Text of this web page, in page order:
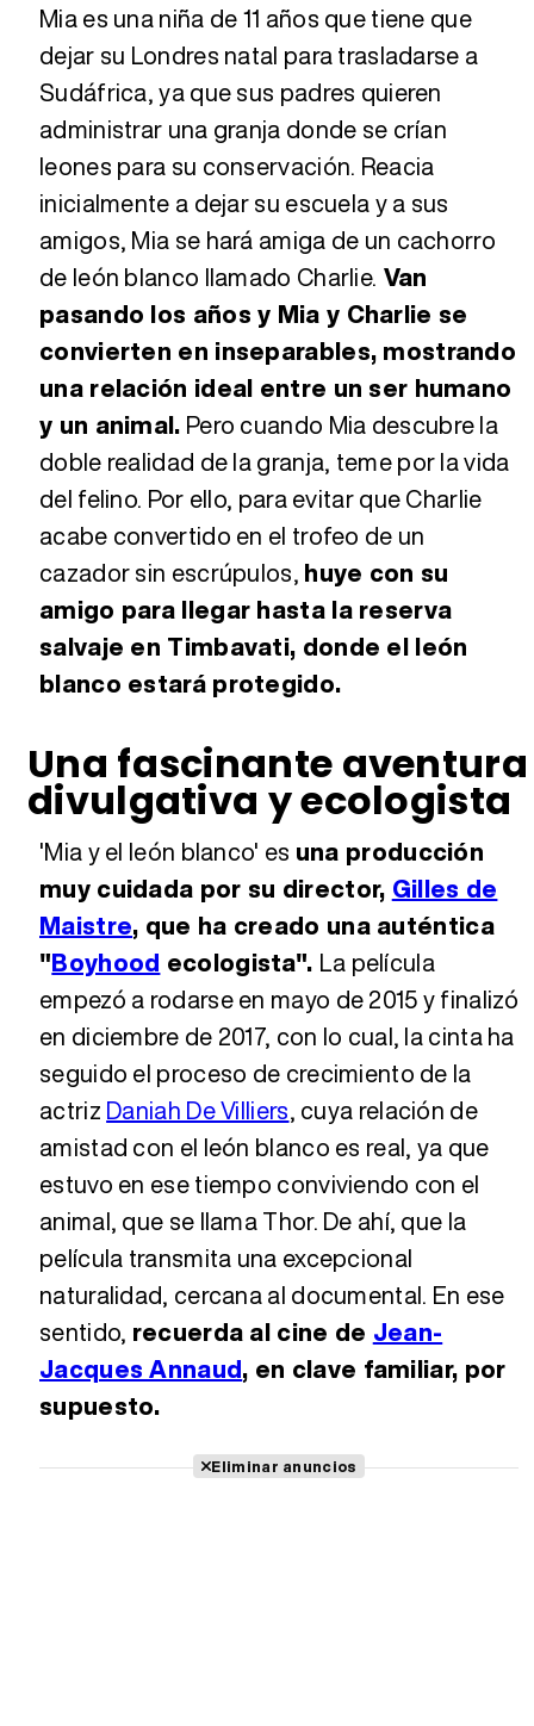
Mia es una niña de 11 años que tiene que
dejar su Londres natal para trasladarse a
Sudáfrica, ya que sus padres quieren
administrar una granja donde se crían
leones para su conservación. Reacia
inicialmente a dejar su escuela y a sus
amigos, Mia se hará amiga de un cachorro
de león blanco llamado Charlie. Van
pasando los años y Mia y Charlie se
convierten en inseparables, mostrando
una relación ideal entre un ser humano
y un animal. Pero cuando Mia descubre la
doble realidad de la granja, teme por la vida
del felino. Por ello, para evitar que Charlie
acabe convertido en el trofeo de un
cazador sin escrúpulos, huye con su
amigo para llegar hasta la reserva
salvaje en Timbavati, donde el león
blanco estará protegido.
Una fascinante aventura
divulgativa y ecologista
'Mia y el león blanco' es una producción
muy cuidada por su director, Gilles de
Maistre, que ha creado una auténtica
"Boyhood ecologista". La película
empezó a rodarse en mayo de 2015 y finalizó
en diciembre de 2017, con lo cual, la cinta ha
seguido el proceso de crecimiento de la
actriz Daniah De Villiers, cuya relación de
amistad con el león blanco es real, ya que
estuvo en ese tiempo conviviendo con el
animal, que se llama Thor. De ahí, que la
película transmita una excepcional
naturalidad, cercana al documental. En ese
sentido, recuerda al cine de Jean-
Jacques Annaud, en clave familiar, por
supuesto.
Eliminar anuncios